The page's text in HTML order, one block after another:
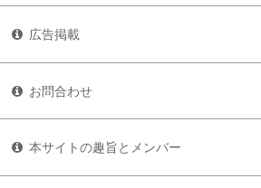
広告掲載
お問合わせ
本サイトの趣旨とメンバー